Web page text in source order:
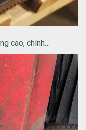
cao, chính…